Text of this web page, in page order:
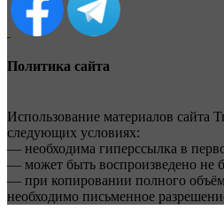
Политика сайта
Использование материалов сайта
следующих условиях:
— необходима гиперссылка в
— может быть воспроизведено не
— при копировании полного
необходимо письменное